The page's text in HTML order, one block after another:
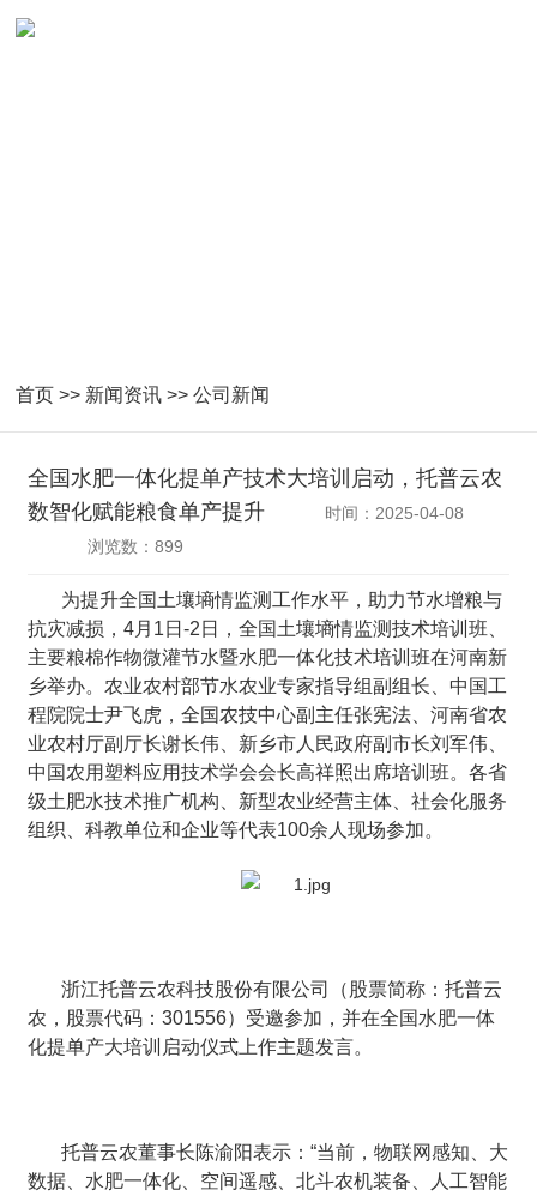
首页 >> 新闻资讯 >>公司新闻
全国水肥一体化提单产技术大培训启动，托普云农
数智化赋能粮食单产提升
时间：2025-04-08
浏览数：899
为提升全国土壤墒情监测工作水平，助力节水增粮与
抗灾减损，4月1日-2日，全国土壤墒情监测技术培训班、
主要粮棉作物微灌节水暨水肥一体化技术培训班在河南新
乡举办。农业农村部节水农业专家指导组副组长、中国工
程院院士尹飞虎，全国农技中心副主任张宪法、河南省农
业农村厅副厅长谢长伟、新乡市人民政府副市长刘军伟、
中国农用塑料应用技术学会会长高祥照出席培训班。各省
级土肥水技术推广机构、新型农业经营主体、社会化服务
组织、科教单位和企业等代表100余人现场参加。
浙江托普云农科技股份有限公司（股票简称：托普云
农，股票代码：301556）受邀参加，并在全国水肥一体
化提单产大培训启动仪式上作主题发言。
托普云农董事长陈渝阳表示：“当前，物联网感知、大
数据、水肥一体化、空间遥感、北斗农机装备、人工智能